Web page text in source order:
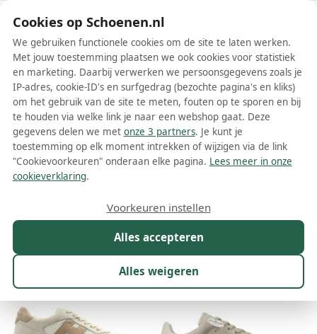
Schoenen.nl
Wis filters Alle filters
Beige Hogan damesschoenen
Meer lezen
Kleur 1
259 resultaten:
Cookies op Schoenen.nl
We gebruiken functionele cookies om de site te laten werken.
Met jouw toestemming plaatsen we ook cookies voor statistiek
en marketing. Daarbij verwerken we persoonsgegevens zoals je
IP-adres, cookie-ID's en surfgedrag (bezochte pagina's en kliks)
om het gebruik van de site te meten, fouten op te sporen en bij
te houden via welke link je naar een webshop gaat. Deze
gegevens delen we met onze 3 partners. Je kunt je
toestemming op elk moment intrekken of wijzigen via de link
"Cookievoorkeuren" onderaan elke pagina. Lees meer in onze
cookieverklaring.
Alles accepteren
Alles weigeren
Voorkeuren instellen